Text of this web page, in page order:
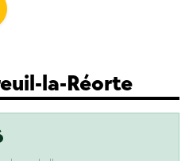
la-Réorte